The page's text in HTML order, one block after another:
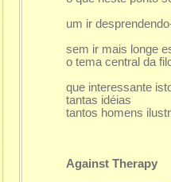
um ir
sem ir mais longe
o tema central da
que interessante
tantas idéias
tantos homens
Against Therapy